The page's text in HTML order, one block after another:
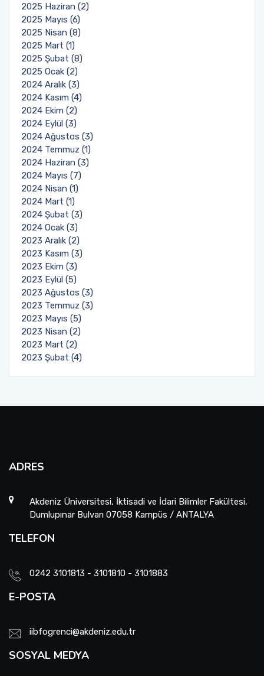
2025 Haziran (2)
2025 Mayıs (6)
2025 Nisan (8)
2025 Mart (1)
2025 Şubat (8)
2025 Ocak (2)
2024 Aralık (3)
2024 Kasım (4)
2024 Ekim (2)
2024 Eylül (3)
2024 Ağustos (3)
2024 Temmuz (1)
2024 Haziran (3)
2024 Mayıs (7)
2024 Nisan (1)
2024 Mart (1)
2024 Şubat (3)
2024 Ocak (3)
2023 Aralık (2)
2023 Kasım (3)
2023 Ekim (3)
2023 Eylül (5)
2023 Ağustos (3)
2023 Temmuz (3)
2023 Mayıs (5)
2023 Nisan (2)
2023 Mart (2)
2023 Şubat (4)
ADRES
Akdeniz Üniversitesi, İktisadi ve İdari Bilimler Fakültesi,
Dumlupınar Bulvarı 07058 Kampüs / ANTALYA
TELEFON
0242 3101813 - 3101810 - 3101883
E-POSTA
iibfogrenci@akdeniz.edu.tr
SOSYAL MEDYA